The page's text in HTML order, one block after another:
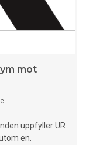
boken handlar
Om att våga
och att mitt i
mot
uppfyller UR
en.